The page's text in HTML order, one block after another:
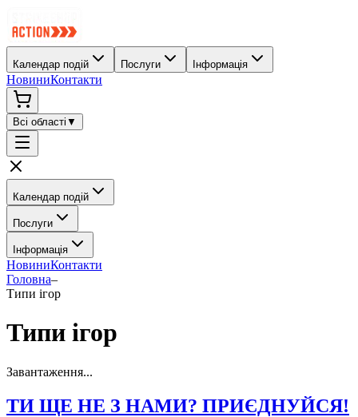
Календар подій Послуги Інформація
НовиниКонтакти
Всі області ▼
Календар подій
Послуги
Інформація
НовиниКонтакти
Головна–
Типи ігор
Типи ігор
Завантаження...
ТИ ЩЕ НЕ З НАМИ? ПРИЄДНУЙСЯ!